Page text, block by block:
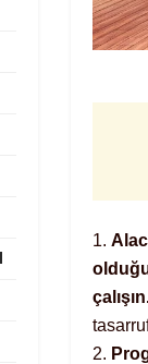
1.
2.